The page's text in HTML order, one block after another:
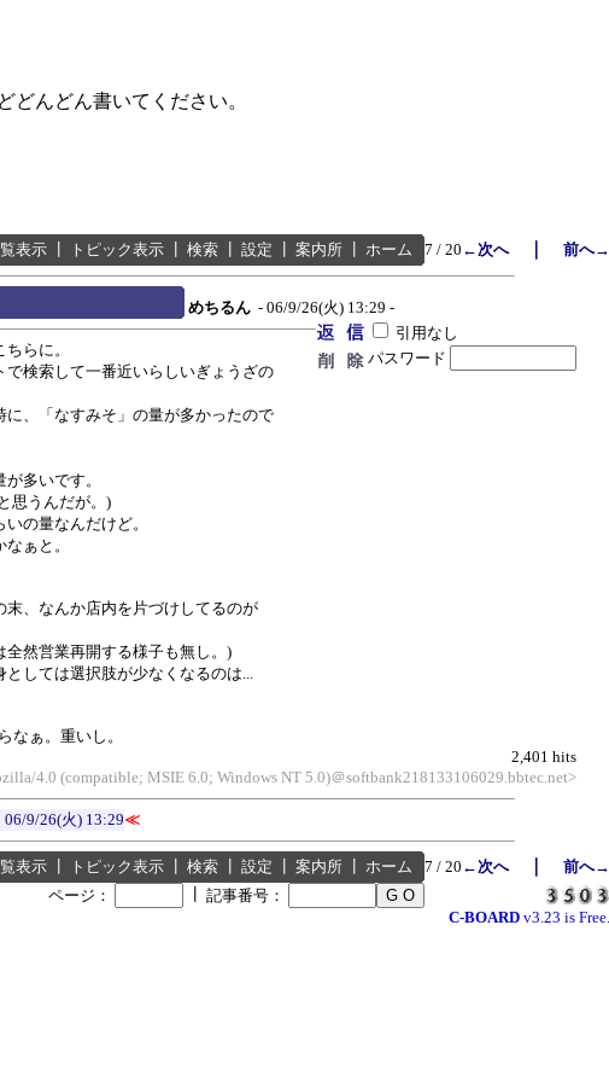
どんどん書いてください。
表示 トピック表示 検索 設定 案内所 ホーム 7 / 20 ←次へ｜ 前へ→
めちるん - 06/9/26(火) 13:29 -
引用なし
パスワード
らに。
検索して一番近いらしいぎょうざの
、「なすみそ」の量が多かったので
多いです。
思うんだが。)
の量なんだけど。
ぁと。
、なんか店内を片づけしてるのが
然営業再開する様子も無し。)
しては選択肢が少なくなるのは...
なぁ。重いし。
2,401 hits
4.0 (compatible; MSIE 6.0; Windows NT 5.0)＠softbank218133106029.bbtec.net>
06/9/26(火) 13:29≪
表示 トピック表示 検索 設定 案内所 ホーム 7 / 20 ←次へ｜ 前へ→
ページ：
記事番号：
C-BOARD v3.23 is Free.